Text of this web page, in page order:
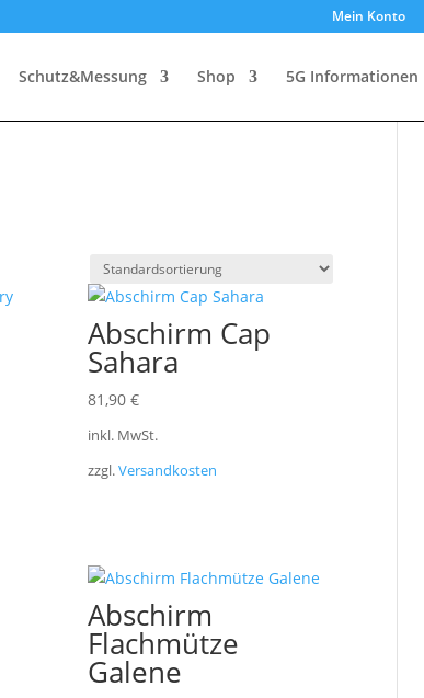
Mein Konto
Schutz&Messung Shop 5G Informationen
Abschirm Cap
Sahara
81,90 €
inkl. MwSt.
zzgl.Versandkosten
Abschirm
Flachmütze
Galene